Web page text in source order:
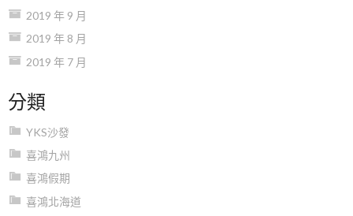
2019 年 9 月
2019 年 8 月
2019 年 7 月
分類
YKS沙發
喜鴻九州
喜鴻假期
喜鴻北海道